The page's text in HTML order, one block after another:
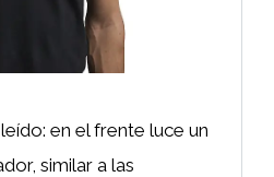
en el frente luce un
similar a las